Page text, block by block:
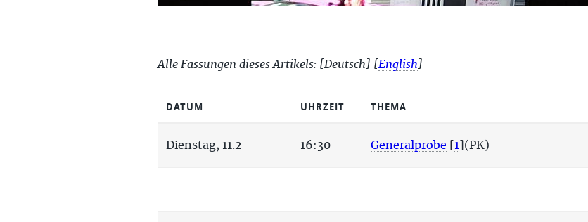
Alle Fassungen dieses Artikels: [Deutsch] [English]
DATUM UHRZEIT THEMA
Dienstag, 11.2 16:30 Generalprobe 1 (PK)